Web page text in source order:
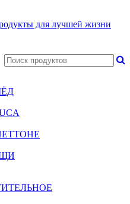
для лучшей жизни